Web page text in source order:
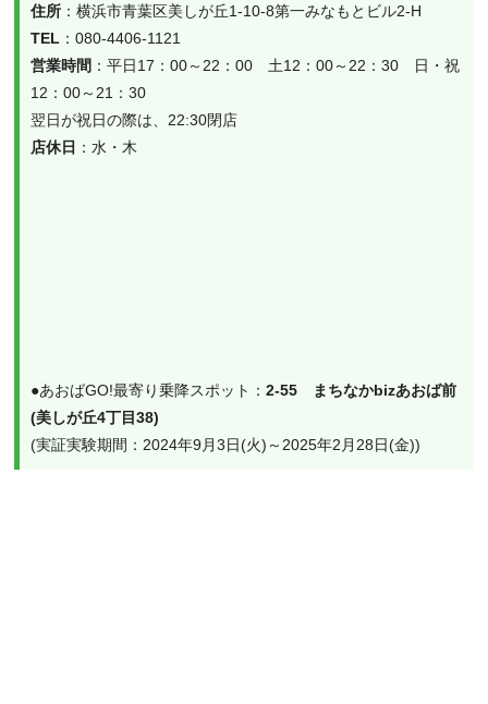
住所
TEL
営業時間 ：平日17：00～22：00　土12：00～22：30　日・祝
12：00～21：30
店休日
●あおばGO!最寄り乗降スポット：2-55　まちなかbizあおば前
(美しが丘4丁目38)
(実証実験期間：2024年9月3日(火)～2025年2月28日(金))